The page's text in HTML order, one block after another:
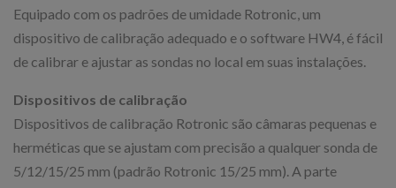
Equipado com os padrões de umidade Rotronic, um
dispositivo de calibração adequado e o software HW4, é fácil
de calibrar e ajustar as sondas no local em suas instalações.
Dispositivos de calibração
Dispositivos de calibração Rotronic são câmaras pequenas e
herméticas que se ajustam com precisão a qualquer sonda de
5/12/15/25 mm (padrão Rotronic 15/25 mm). A parte